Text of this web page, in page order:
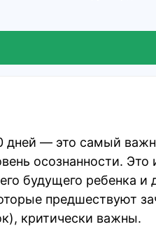
дней — это самый
осознанности. Это
будущего ребенка и
предшествуют
критически важны.